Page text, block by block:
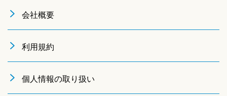
会社概要
利用規約
個人情報の取り扱い